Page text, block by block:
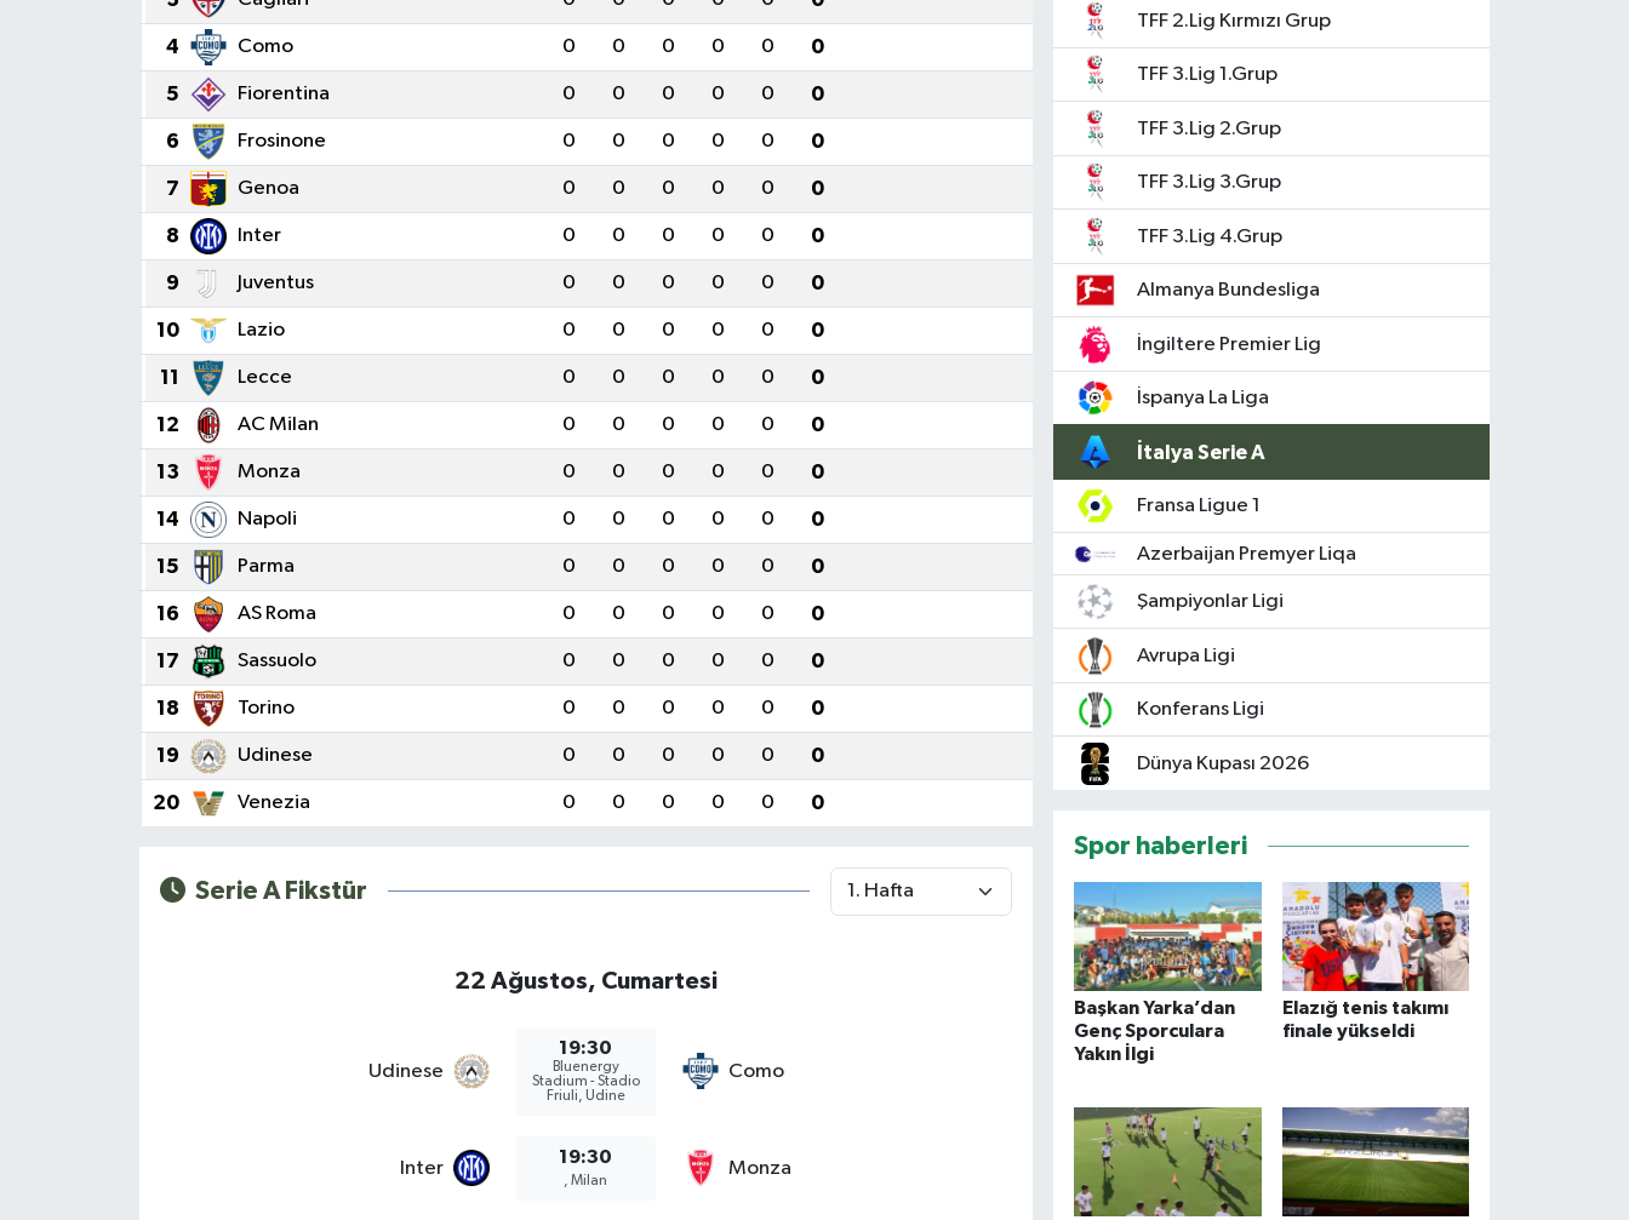
4 Como 0 0 0 0 0 0
5 Fiorentina 0 0 0 0 0 0
6 Frosinone 0 0 0 0 0 0
7 Genoa 0 0 0 0 0 0
8 Inter 0 0 0 0 0 0
9 Juventus 0 0 0 0 0 0
10 Lazio 0 0 0 0 0 0
11 Lecce 0 0 0 0 0 0
12 AC Milan 0 0 0 0 0 0
13 Monza 0 0 0 0 0 0
14 Napoli 0 0 0 0 0 0
15 Parma 0 0 0 0 0 0
16 AS Roma 0 0 0 0 0 0
17 Sassuolo 0 0 0 0 0 0
18 Torino 0 0 0 0 0 0
19 Udinese 0 0 0 0 0 0
20 Venezia 0 0 0 0 0 0
Serie A Fikstür
22 Ağustos, Cumartesi
Udinese
19:30
Bluenergy
Stadium - Stadio
Friuli, Udine
Como
Inter
19:30
, Milan
Monza
TFF 2.Lig Kırmızı Grup
TFF 3.Lig 1.Grup
TFF 3.Lig 2.Grup
TFF 3.Lig 3.Grup
TFF 3.Lig 4.Grup
Almanya Bundesliga
İngiltere Premier Lig
İspanya La Liga
İtalya Serie A
Fransa Ligue 1
Azerbaijan Premyer Liqa
Şampiyonlar Ligi
Avrupa Ligi
Konferans Ligi
Dünya Kupası 2026
Spor haberleri
Başkan Yarka’dan
Genç Sporculara
Yakın İlgi
Elazığ tenis takımı
finale yükseldi
Teknoloji